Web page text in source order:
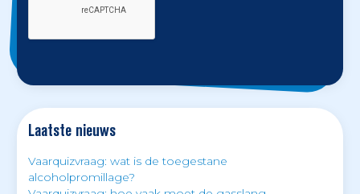
Laatste nieuws
Vaarquizvraag: wat is de toegestane
alcoholpromillage?